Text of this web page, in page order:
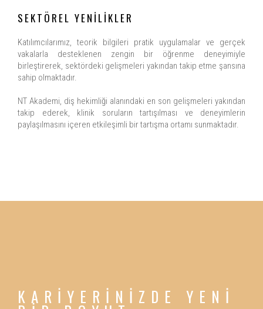
SEKTÖREL YENİLİKLER
Katılımcılarımız, teorik bilgileri pratik uygulamalar ve gerçek
vakalarla desteklenen zengin bir öğrenme deneyimiyle
birleştirerek, sektördeki gelişmeleri yakından takip etme şansına
sahip olmaktadır.
NT Akademi, diş hekimliği alanındaki en son gelişmeleri yakından
takip ederek, klinik soruların tartışılması ve deneyimlerin
paylaşılmasını içeren etkileşimli bir tartışma ortamı sunmaktadır.
KARİYERİNİZDE YENİ